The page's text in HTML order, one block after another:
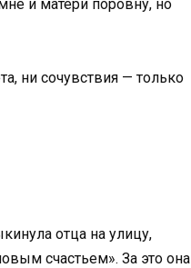
и матери поровну, но
ни сочувствия — только
отца на улицу,
счастьем». За это она